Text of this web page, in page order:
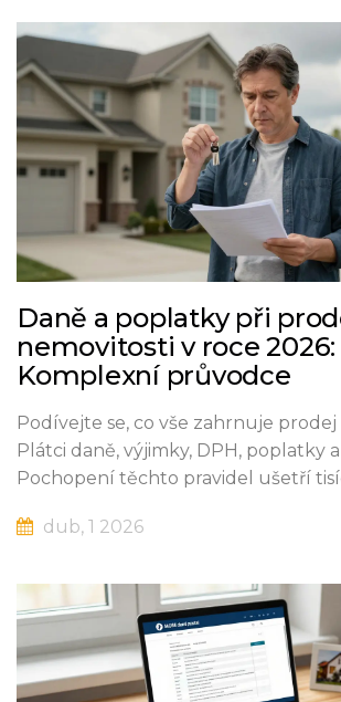
Daně a poplatky při
nemovitosti v roce 2026:
Komplexní průvodce
Podívejte se, co vše zahrnuje
Plátci daně, výjimky, DPH, poplatky
Pochopení těchto pravidel ušetří
dub, 1 2026